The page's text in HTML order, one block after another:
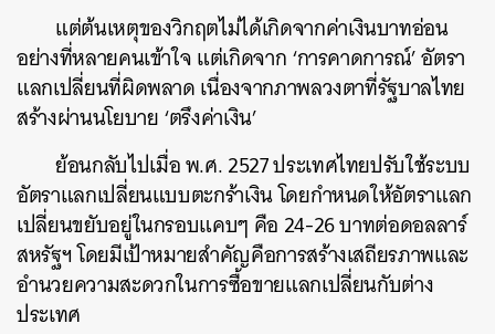
แต่ต้นเหตุของวิกฤตไม่ได้เกิดจากค่าเงินบาทอ่อน
อย่างที่หลายคนเข้าใจ แต่เกิดจาก ‘การคาดการณ์’ อัตรา
แลกเปลี่ยนที่ผิดพลาด เนื่องจากภาพลวงตาที่รัฐบาลไทย
สร้างผ่านนโยบาย ‘ตรึงค่าเงิน’
ย้อนกลับไปเมื่อ พ.ศ. 2527 ประเทศไทยปรับใช้ระบบ
อัตราแลกเปลี่ยนแบบตะกร้าเงิน โดยกำหนดให้อัตราแลก
เปลี่ยนขยับอยู่ในกรอบแคบๆ คือ 24-26 บาทต่อดอลลาร์
สหรัฐฯ โดยมีเป้าหมายสำคัญคือการสร้างเสถียรภาพและ
อำนวยความสะดวกในการซื้อขายแลกเปลี่ยนกับต่าง
ประเทศ